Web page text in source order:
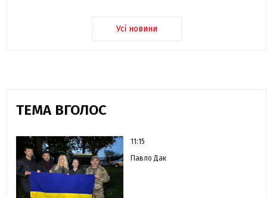
Усі новини
ТЕМА ВГОЛОС
11:15
Павло Дак